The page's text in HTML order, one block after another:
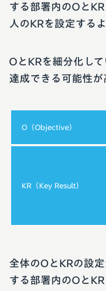
する部署内のOと
人のKRを設定する
OとKRを細分化して
達成できる可能性が
O（Objective）
KR（Key Result）
全体のOとKRの設
する部署内のOと